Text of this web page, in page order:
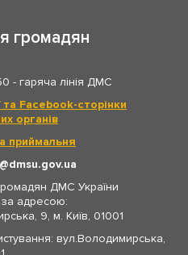
громадян
- гаряча лінія ДМС
та Facebook-сторінки
органів
приймальня
dmsu.gov.ua
ДМС України
адресою:
9, м. Київ, 01001
вул.Володимирська,